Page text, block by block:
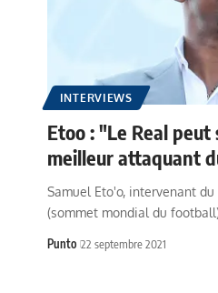
INTERVIEWS
Etoo : "Le Real
meilleur attaquant
Samuel Eto'o, intervenant
(sommet mondial du football),
Punto 22 septembre 2021